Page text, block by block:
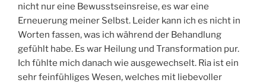
nicht nur eine Bewusstseinsreise, es war eine
Erneuerung meiner Selbst. Leider kann ich es nicht in
Worten fassen, was ich während der Behandlung
gefühlt habe. Es war Heilung und Transformation pur.
Ich fühlte mich danach wie ausgewechselt. Ria ist ein
sehr feinfühliges Wesen, welches mit liebevoller